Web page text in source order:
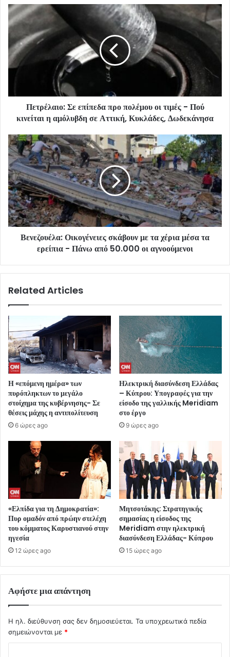
Πετρέλαιο: Σε επίπεδα προ πολέμου οι τιμές - Πού
κινείται η αμόλυβδη σε Αττική, Κυκλάδες, Δωδεκάνησα
Βενεζουέλα: Οικογένειες σκάβουν με τα χέρια μέσα τα
ερείπια - Πάνω από 50.000 οι αγνοούμενοι
Related Articles
Η «επόμενη ημέρα» των
πυρόπληκτων το μεγάλο
στοίχημα της κυβέρνησης- Σε
θέσεις μάχης η αντιπολίτευση
6 ώρες ago
Ηλεκτρική διασύνδεση Ελλάδας
– Κύπρου: Υπογραφές για την
είσοδο της γαλλικής Meridiam
στο έργο
9 ώρες ago
«Ελπίδα για τη Δημοκρατία»:
Πυρ ομαδόν από πρώην στελέχη
του κόμματος Καρυστιανού στην
ηγεσία
12 ώρες ago
Μητσοτάκης: Στρατηγικής
σημασίας η είσοδος της
Meridiam στην ηλεκτρική
διασύνδεση Ελλάδας- Κύπρου
15 ώρες ago
Αφήστε μια απάντηση
Η ηλ. διεύθυνση σας δεν δημοσιεύεται. Τα υποχρεωτικά πεδία
σημειώνονται με *